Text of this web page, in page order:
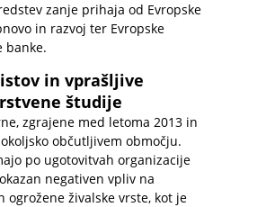
zanje prihaja od Evropske
in razvoj ter Evropske
banke.
in vprašljive
študije
zgrajene med letoma 2013 in
občutljivem območju.
po ugotovitvah organizacije
negativen vpliv na
ogrožene živalske vrste, kot je